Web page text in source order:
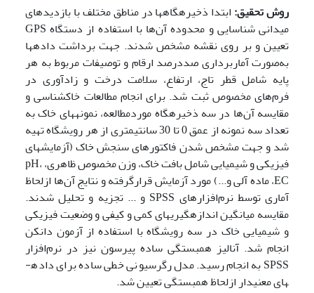
روش تحقیق: ابتدا ذخیره­گاه­ها در مناطق مختلف با بازدیدهای
میدانی شناسایی و محدوده آن‌ها با استفاده از دستگاه GPS
تعیین و بر روی نقشه مشخص شدند. جهت برداشت داده­ها
به‌صورت آماربرداری صددرصد ارقام و توصیفات مربوط به هر
پایه شامل قطر تاج، ارتفاع، سلامت درخت و زادآوری در
فرم‌های مخصوص ثبت شد. برای انجام مطالعات خاکشناسی و
مقایسه آن‌ها در سه ذخیره­گاه موردمطالعه، نمونه­های خاک به
تعداد سه نمونه از عمق 0 تا 30 سانتیمتری از هر رویشگاه تهیه
شد و جهت مشخص شدن فاکتورهای سنجش خاک (آزمایش­های
فیزیکی و شیمیایی شامل بافت خاک، وزن مخصوص ظاهری، pH،
EC، ماده آلی و...) مورد آزمایش قرارگرفته و نتایج آن‌ها ازلحاظ
آماری توسط نرم‌افزارهای SPSS و ... تجزیه‌ و تحلیل شدند.
مقایسه میانگین­ اندازه­گیری­های کمی و کیفی و وضعیت فیزیکی
و شیمیایی خاک در سه رویشگاه با استفاده از آزمون دانکن
انجام شد. آنالیز همبستگی ساده پیرسون نیز در نرم‌افزار
SPSS به انجام رسید. مدل رگرسیونی خطی ساده برای داده­
های معنی­دار ازلحاظ همبستگی تعیین شد.